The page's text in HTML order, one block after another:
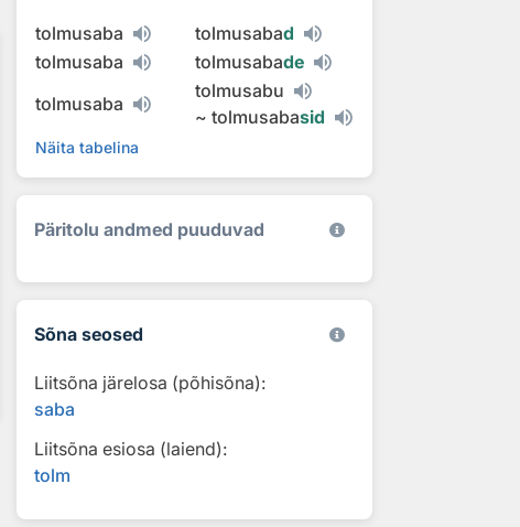
tolmusaba tolmusabad
tolmusaba
tolmusabade
tolmusaba
tolmusabu
~ tolmusabasid
Näita tabelina
Päritolu andmed puuduvad
Sõna seosed
Liitsõna järelosa (põhisõna):
saba
Liitsõna esiosa (laiend):
tolm